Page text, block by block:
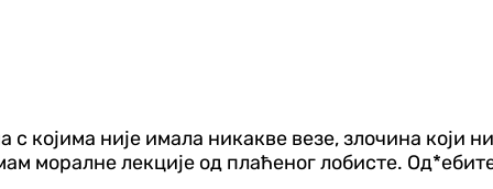
с којима није имала никакве везе, злочина који
моралне лекције од плаћеног лобисте.